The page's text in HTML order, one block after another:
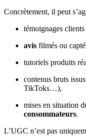
Concrètement, il peut
témoignages
avis filmés ou
tutoriels produits
contenus bruts
TikToks…),
mises en situation
consommateurs.
L’UGC n’est pas